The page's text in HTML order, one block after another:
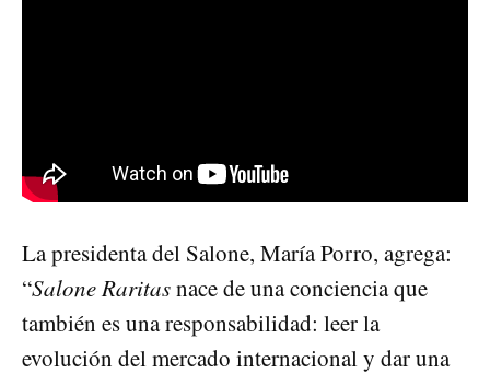
La presidenta del Salone, María Porro, agrega:
“Salone Raritasnace de una conciencia que
también es una responsabilidad: leer la
evolución del mercado internacional y dar una